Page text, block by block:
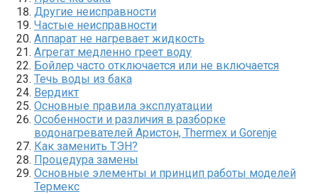
Другие неисправности
Частые неисправности
Аппарат не нагревает жидкость
Агрегат медленно греет воду
Бойлер часто отключается или не включается
Течь воды из бака
Вердикт
Основные правила эксплуатации
Особенности и различия в разборке
водонагревателей Аристон, Thermex и Gorenje
Как заменить ТЭН?
Процедура замены
Основные элементы и принцип работы моделей
Термекс